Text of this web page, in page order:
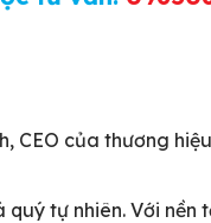
CEO của thương
tự nhiên. Với